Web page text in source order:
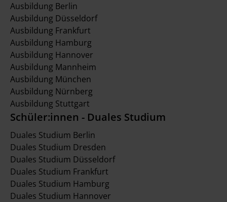
Ausbildung Berlin
Ausbildung Düsseldorf
Ausbildung Frankfurt
Ausbildung Hamburg
Ausbildung Hannover
Ausbildung Mannheim
Ausbildung München
Ausbildung Nürnberg
Ausbildung Stuttgart
Schüler:innen - Duales Studium
Duales Studium Berlin
Duales Studium Dresden
Duales Studium Düsseldorf
Duales Studium Frankfurt
Duales Studium Hamburg
Duales Studium Hannover